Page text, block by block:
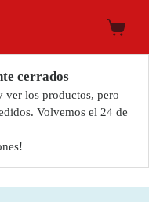
Carro
cerrados
ver los productos, pero
Volvemos el 24 de